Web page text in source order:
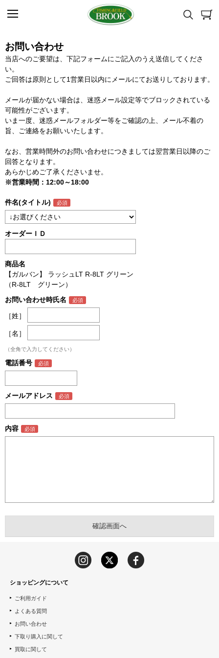
お問い合わせ
当店へのご要望は、下記フォームにご記入のうえ送信してくださ
い。
ご回答は原則として1営業日以内にメールにてお送りしております。
メールが届かない場合は、迷惑メール設定等でブロックされている
可能性がございます。
いま一度、迷惑メールフォルダー等をご確認の上、メール不着の
旨、ご連絡をお願いいたします。
なお、営業時間外のお問い合わせにつきましては翌営業日以降のご
回答となります。
あらかじめご了承くださいませ。
※営業時間：12:00～18:00
件名(タイトル)
オーダーＩＤ
商品名
【ガルバン】 ラッシュLT R-8LT グリーン
（R-8LT グリーン）
お問い合わせ時氏名
［姓］
［名］
（全角で入力してください）
電話番号
メールアドレス
内容
ショッピングについて
ご利用ガイド
よくある質問
お問い合わせ
下取り購入に関して
買取に関して